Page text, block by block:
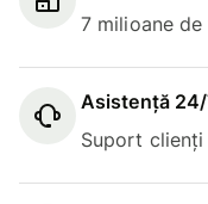
7 milioane
Asistență
Suport